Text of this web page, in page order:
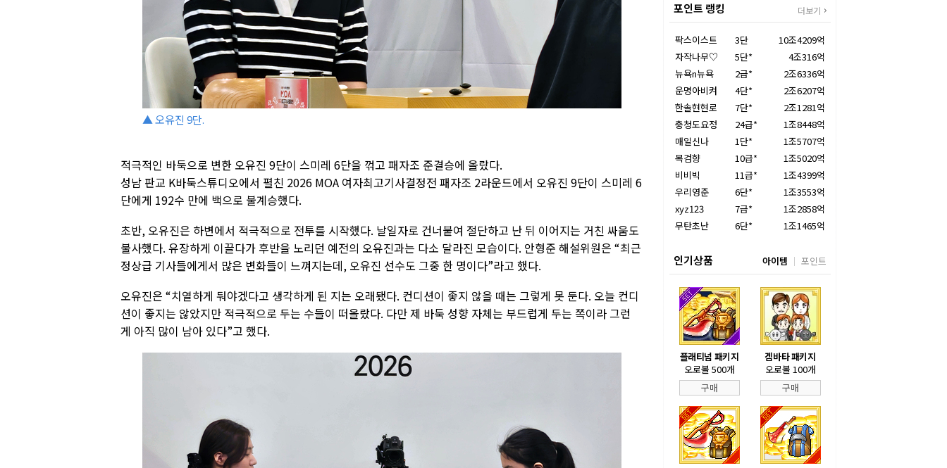
▲ 오유진 9단.
적극적인 바둑으로 변한 오유진 9단이 스미레 6단을 꺾고 패자조 준결승에 올랐다.
성남 판교 K바둑스튜디오에서 펼친 2026 MOA 여자최고기사결정전 패자조 2라운드에서 오유진 9단이 스미레 6
단에게 192수 만에 백으로 불계승했다.
초반, 오유진은 하변에서 적극적으로 전투를 시작했다. 날일자로 건너붙여 절단하고 난 뒤 이어지는 거친 싸움도
불사했다. 유장하게 이끌다가 후반을 노리던 예전의 오유진과는 다소 달라진 모습이다. 안형준 해설위원은 “최근
정상급 기사들에게서 많은 변화들이 느껴지는데, 오유진 선수도 그중 한 명이다”라고 했다.
오유진은 “치열하게 둬야겠다고 생각하게 된 지는 오래됐다. 컨디션이 좋지 않을 때는 그렇게 못 둔다. 오늘 컨디
션이 좋지는 않았지만 적극적으로 두는 수들이 떠올랐다. 다만 제 바둑 성향 자체는 부드럽게 두는 쪽이라 그런
게 아직 많이 남아 있다”고 했다.
포인트 랭킹 더보기
팍스이스트 3단
10조4209억
자작나무♡
5단*
4조316억
뉴욕n뉴욕
2급*
2조6336억
운명아비켜
4단*
2조6207억
한솔현현로
7단*
2조1281억
충청도요정
24급*
1조8448억
매일신나
1단*
1조5707억
목검향
10급*
1조5020억
비비빅
11급*
1조4399억
우리영준
6단*
1조3553억
xyz123
7급*
1조2858억
무탄초난
6단* 1조1465억
인기상품 아이템 포인트
플래티넘 패키지
오로볼 500개
구매
겜바타 패키지
오로볼 100개
구매